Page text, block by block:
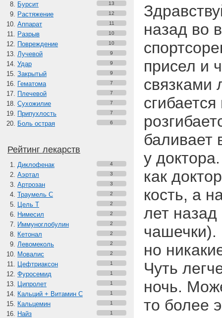
Бурсит 13
Растяжение 12
Аппарат 11
Разрыв 10
Повреждение 10
Лучевой 9
Удар 9
Закрытый 9
Гематома 7
Плечевой 7
Сухожилие 7
Припухлость 7
Боль острая 6
Рейтинг лекарств
Диклофенак 4
Аэртал 3
Артрозан 3
Траумель С 2
Цель Т 2
Нимесил 2
Иммуноглобулин 2
Кетонал 2
Левомеколь 2
Мовалис 2
Цефтриаксон 1
Фуросемид 1
Ципролет 1
Кальций + Витамин C 1
Кальцемин 1
Найз 1
назад во
присел и
связками
баливает
у
как
кость, а
лет
но
Чуть
ночь.
то более